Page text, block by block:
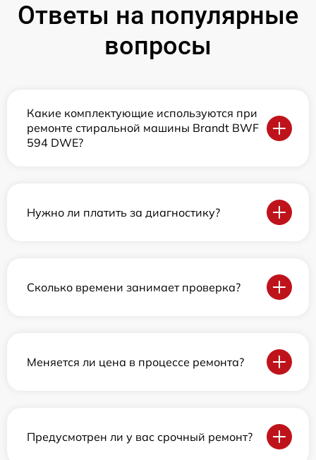
Ответы на популярные
вопросы
Какие комплектующие используются при
ремонте стиральной машины Brandt BWF
594 DWE?
Нужно ли платить за диагностику?
Сколько времени занимает проверка?
Меняется ли цена в процессе ремонта?
Предусмотрен ли у вас срочный ремонт?